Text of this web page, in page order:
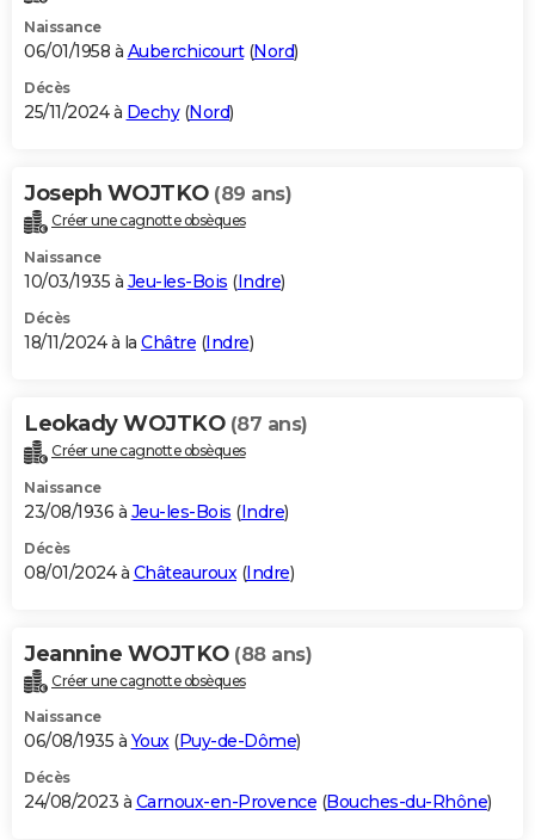
Dictionnaire
Biographies
Citations
Expressions
Proverbes
PROGRAMME TV
S'inscrire
Se connecter
Lycées
Collèges
Primaires
Universités
Entreprises
Service militaire
Avis de recherche
AVIS DE DÉCÈS
Bricolage
Lifestyle
Culture
Sport
Auto
Television
Voyage
Cinema
Naissance
06/01/1958 à Auberchicourt(Nord)
Décès
25/11/2024 à Dechy(Nord)
Joseph WOJTKO (89 ans)
Créer une cagnotte obsèques
Naissance
10/03/1935 à Jeu-les-Bois (Indre)
Décès
18/11/2024 à la Châtre (Indre)
Leokady WOJTKO (87 ans)
Créer une cagnotte obsèques
Naissance
23/08/1936 à Jeu-les-Bois (Indre)
Décès
08/01/2024 à Châteauroux (Indre)
Jeannine WOJTKO (88 ans)
Créer une cagnotte obsèques
Naissance
06/08/1935 à Youx(Puy-de-Dôme)
Décès
24/08/2023 à Carnoux-en-Provence (Bouches-du-Rhône)